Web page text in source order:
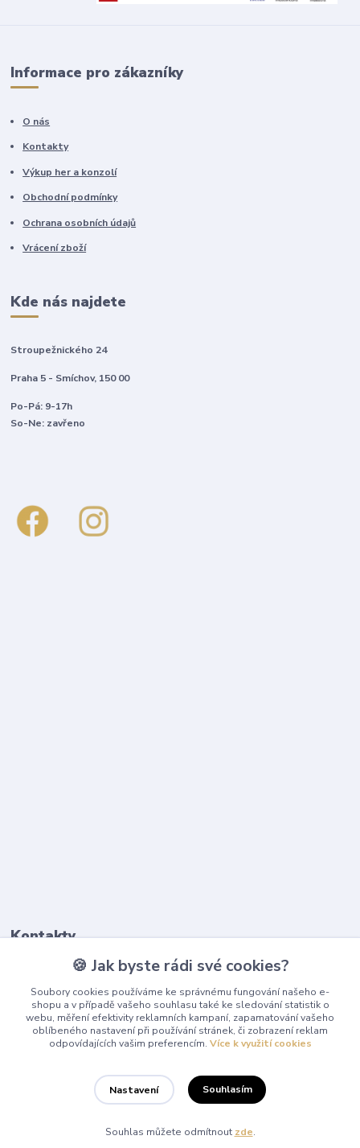
Informace pro zákazníky
O nás
Kontakty
Výkup her a konzolí
Obchodní podmínky
Ochrana osobních údajů
Vrácení zboží
Kde nás najdete
Stroupežnického 24
Praha 5 - Smíchov, 150 00
Po-Pá: 9-17h
So-Ne: zavřeno
Kontakty
(Po-Pá, 9-17 hod.)
info@playcentrum.cz
Vytvořeno na
Eshop-rychle.cz
🍪 Jak byste rádi své cookies?
Soubory cookies používáme ke správnému fungování našeho e-
shopu a v případě vašeho souhlasu také ke sledování statistik o
webu, měření efektivity reklamních kampaní, zapamatování vašeho
oblíbeného nastavení při používání stránek, či zobrazení reklam
odpovídajících vašim preferencím. Více k využití cookies
Nastavení Souhlasím
Souhlas můžete odmítnout zde.